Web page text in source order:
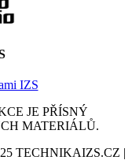
JE PŘÍSNÝ
MATERIÁLŮ.
TECHNIKAIZS.CZ |